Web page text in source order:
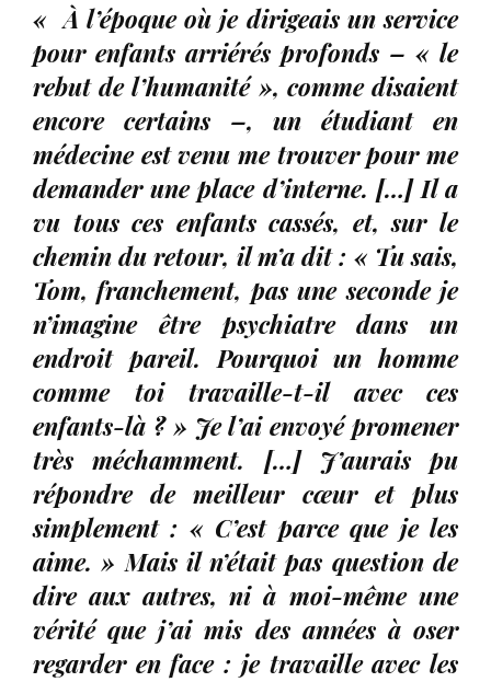
« À l’époque où je dirigeais un service
pour enfants arriérés profonds – « le
rebut de l’humanité », comme disaient
encore certains –, un étudiant en
médecine est venu me trouver pour me
demander une place d’interne. […] Il a
vu tous ces enfants cassés, et, sur le
chemin du retour, il m’a dit : « Tu sais,
Tom, franchement, pas une seconde je
n’imagine être psychiatre dans un
endroit pareil. Pourquoi un homme
comme toi travaille-t-il avec ces
enfants-là ? » Je l’ai envoyé promener
très méchamment. […] J’aurais pu
répondre de meilleur cœur et plus
simplement : « C’est parce que je les
aime. » Mais il n’était pas question de
dire aux autres, ni à moi-même une
vérité que j’ai mis des années à oser
regarder en face : je travaille avec les